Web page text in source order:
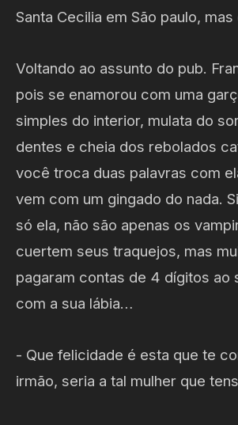
Santa Cecilia em São paulo, mas
Voltando ao assunto do pub.
pois se enamorou com uma
simples do interior, mulata do
dentes e cheia dos rebolados
você troca duas palavras com
vem com um gingado do nada.
só ela, não são apenas os
cuertem seus traquejos, mas
pagaram contas de 4 dígitos ao
com a sua lábia…
- Que felicidade é esta que te
irmão, seria a tal mulher que